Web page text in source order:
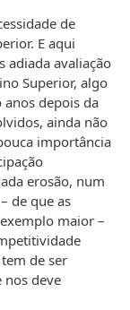
de
E aqui
adiada avaliação
Superior, algo
depois da
ainda não
importância
erosão, num
de que as
maior –
de ser
nos deve